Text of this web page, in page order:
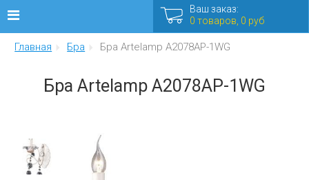
Люстры
Бра
Уличные
Ваш заказ:
0 товаров, 0 руб
Главная Бра Бра Artelamp A2078AP-1WG
Бра Artelamp A2078AP-1WG